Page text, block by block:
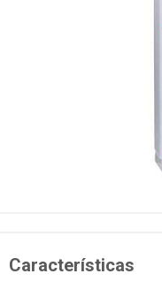
Características